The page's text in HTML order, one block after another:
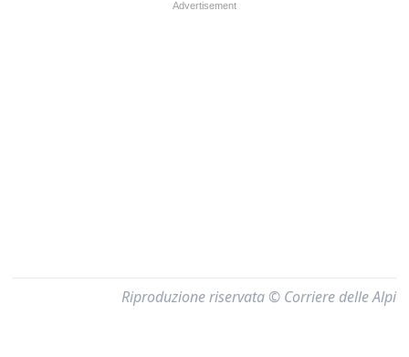
Riproduzione riservata © Corriere delle Alpi